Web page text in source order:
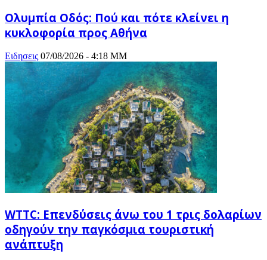
Ολυμπία Οδός: Πού και πότε κλείνει η
κυκλοφορία προς Αθήνα
Ειδησεις 07/08/2026 - 4:18 ΜΜ
WTTC: Επενδύσεις άνω του 1 τρις δολαρίων
οδηγούν την παγκόσμια τουριστική
ανάπτυξη